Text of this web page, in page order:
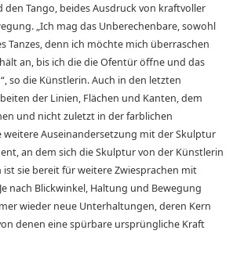
den Tango, beides Ausdruck von kraftvoller
„Ich mag das Unberechenbare, sowohl
Tanzes, denn ich möchte mich überraschen
an, bis ich die die Ofentür öffne und das
so die Künstlerin. Auch in den letzten
der Linien, Flächen und Kanten, dem
und nicht zuletzt in der farblichen
Auseinandersetzung mit der Skulptur
an dem sich die Skulptur von der Künstlerin
ist sie bereit für weitere Zwiesprachen mit
nach Blickwinkel, Haltung und Bewegung
wieder neue Unterhaltungen, deren Kern
denen eine spürbare ursprüngliche Kraft